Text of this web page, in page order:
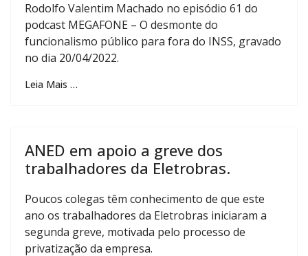
Rodolfo Valentim Machado no episódio 61 do
podcast MEGAFONE – O desmonte do
funcionalismo público para fora do INSS, gravado
no dia 20/04/2022.
Leia Mais …
ANED em apoio a greve dos
trabalhadores da Eletrobras.
Poucos colegas têm conhecimento de que este
ano os trabalhadores da Eletrobras iniciaram a
segunda greve, motivada pelo processo de
privatização da empresa.